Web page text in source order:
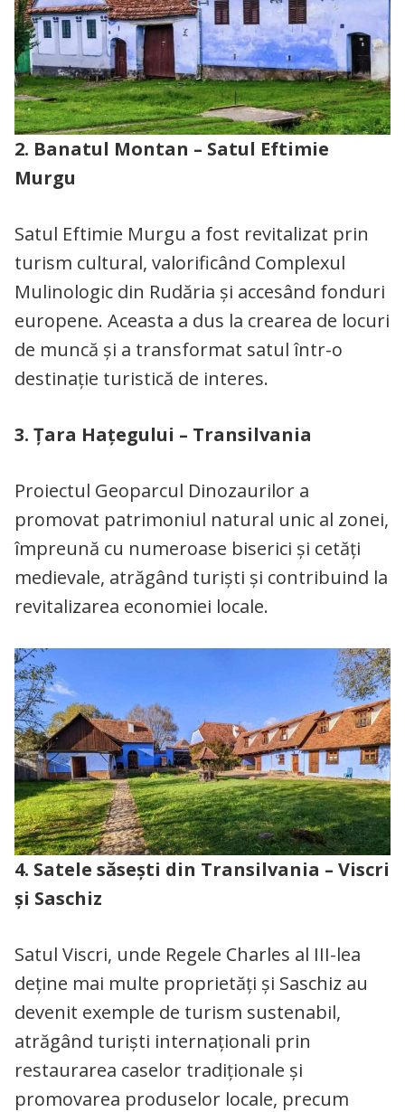
2. Banatul Montan – Satul Eftimie
Murgu
Satul Eftimie Murgu a fost revitalizat prin
turism cultural, valorificând Complexul
Mulinologic din Rudăria și accesând fonduri
europene. Aceasta a dus la crearea de locuri
de muncă și a transformat satul într-o
destinație turistică de interes.
3. Țara Hațegului – Transilvania
Proiectul Geoparcul Dinozaurilor a
promovat patrimoniul natural unic al zonei,
împreună cu numeroase biserici și cetăți
medievale, atrăgând turiști și contribuind la
revitalizarea economiei locale.
4. Satele săsești din Transilvania – Viscri
și Saschiz
Satul Viscri, unde Regele Charles al III-lea
deține mai multe proprietăți și Saschiz au
devenit exemple de turism sustenabil,
atrăgând turiști internaționali prin
restaurarea caselor tradiționale și
promovarea produselor locale, precum